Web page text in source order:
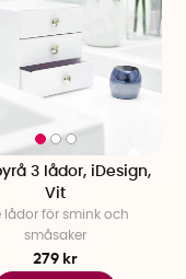
3 lådor, iDesign,
Vit
lådor för smink och
småsaker
279 kr